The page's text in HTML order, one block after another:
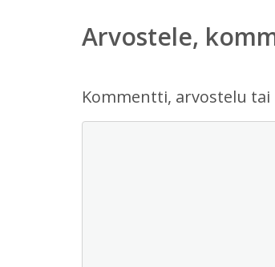
Arvostele,
Kommentti, arvostelu tai